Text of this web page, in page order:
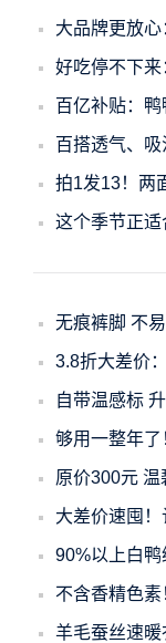
大品牌更放
好吃停不下
百亿补贴：鸭
百搭透气、
拍1发13！两
这个季节正
无痕裤脚 不
3.8折大差价
自带温感标
够用一整年
原价300元
大差价速囤
90%以上白鸭
不含香精色
羊毛蚕丝速暖